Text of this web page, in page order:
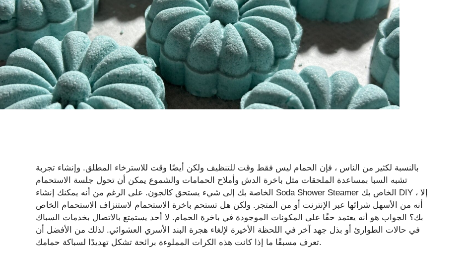
بالنسبة لكثير من الناس ، فإن الحمام ليس فقط وقت للتنظيف ولكن أيضًا وقت للاسترخاء المطلق. وإنشاء تجربة
تشبه السبا بمساعدة الملحقات مثل باخرة الدش وأملاح الحمامات والشموع يمكن أن تحول جلسة الاستحمام
الخاصة بك إلى شيء يستحق كالجون. على الرغم من أنه يمكنك إنشاء Soda Shower Steamer الخاص بك DIY ، إلا
أنه من الأسهل شرائها عبر الإنترنت أو من المتجر. ولكن هل تستحم باخرة الاستحمام لاستنزاف الاستحمام الخاص
بك؟ الجواب هو أنه يعتمد حقًا على المكونات الموجودة في باخرة الحمام. لا أحد يستمتع بالاتصال بخدمات السباك
في حالات الطوارئ أو بذل جهد آخر في اللحظة الأخيرة لإلغاء هجرة البند الأسري العشوائي. لذلك من الأفضل أن
تعرف مسبقًا ما إذا كانت هذه الكرات المملوءة برائحة تشكل تهديدًا لسباكة حمامك.